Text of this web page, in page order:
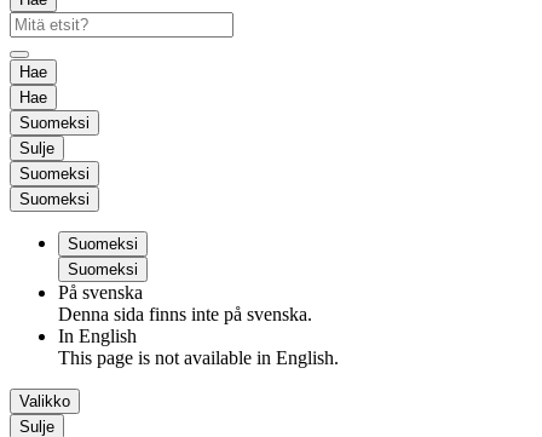
Hae
Hae
Suomeksi
Sulje
Suomeksi
Suomeksi
Suomeksi
Suomeksi
På svenska
Denna sida finns inte på svenska.
In English
This page is not available in English.
Valikko
Sulje